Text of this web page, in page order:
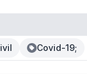
Covid-19;